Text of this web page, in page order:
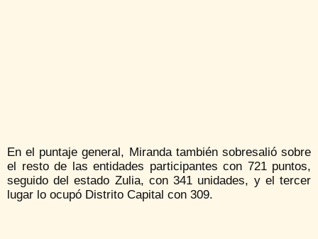
En el puntaje general, Miranda también sobresalió sobre
el resto de las entidades participantes con 721 puntos,
seguido del estado Zulia, con 341 unidades, y el tercer
lugar lo ocupó Distrito Capital con 309.